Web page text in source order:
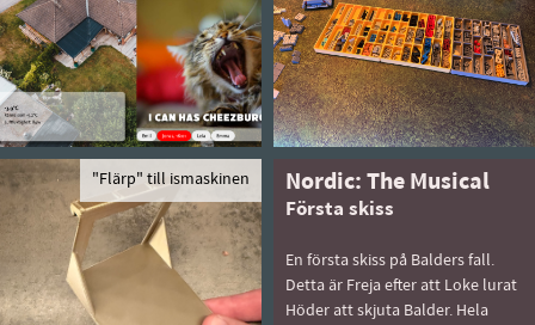
"Flärp" till ismaskinen Nordic: The Musical
Första skiss
En första skiss på Balders fall.
Detta är Freja efter att Loke lurat
Höder att skjuta Balder. Hela